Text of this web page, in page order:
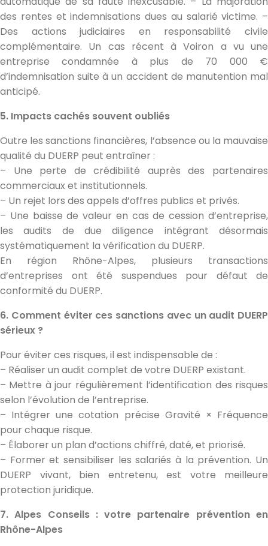
des rentes et indemnisations dues au salarié victime. –
Des actions judiciaires en responsabilité civile
complémentaire. Un cas récent à Voiron a vu une
entreprise condamnée à plus de 70 000 €
d’indemnisation suite à un accident de manutention mal
anticipé.
5. Impacts cachés souvent oubliés
Outre les sanctions financières, l’absence ou la mauvaise
qualité du DUERP peut entraîner :
– Une perte de crédibilité auprès des partenaires
commerciaux et institutionnels.
– Un rejet lors des appels d’offres publics et privés.
– Une baisse de valeur en cas de cession d’entreprise,
les audits de due diligence intégrant désormais
systématiquement la vérification du DUERP.
En région Rhône-Alpes, plusieurs transactions
d’entreprises ont été suspendues pour défaut de
conformité du DUERP.
6. Comment éviter ces sanctions avec un audit DUERP
sérieux ?
Pour éviter ces risques, il est indispensable de :
– Réaliser un audit complet de votre DUERP existant.
– Mettre à jour régulièrement l’identification des risques
selon l’évolution de l’entreprise.
– Intégrer une cotation précise Gravité × Fréquence
pour chaque risque.
– Élaborer un plan d’actions chiffré, daté, et priorisé.
– Former et sensibiliser les salariés à la prévention. Un
DUERP vivant, bien entretenu, est votre meilleure
protection juridique.
7. Alpes Conseils : votre partenaire prévention en
Rhône-Alpes